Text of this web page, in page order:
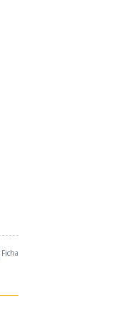
Ficha